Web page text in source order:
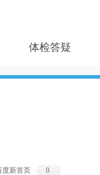
体检答疑
度新首页 0